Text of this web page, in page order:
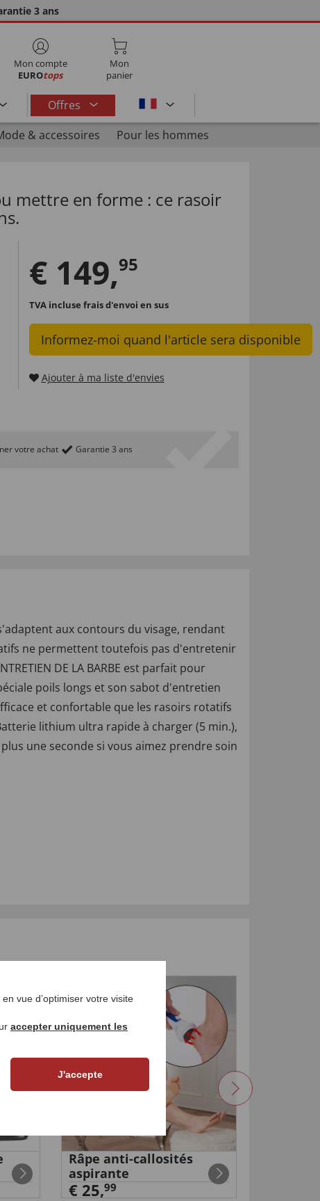
3 ans
Mon compte
EUROtops
Mon
panier
Offres
& accessoires Pour les hommes
mettre en forme : ce rasoir
€ 149,95
TVA incluse frais d'envoi en sus
Informez-moi quand l'article sera disponible
Ajouter à ma liste d'envies
votre achat Garantie 3 ans
aux contours du visage, rendant
ne permettent toutefois pas d'entretenir
DE LA BARBE est parfait pour
poils longs et son sabot d'entretien
et confortable que les rasoirs rotatifs
lithium ultra rapide à charger (5 min.),
une seconde si vous aimez prendre soin
5
Râpe anti-callosités
aspirante
€ 25,99
vue d’optimiser votre visite
accepter uniquement les
J'accepte